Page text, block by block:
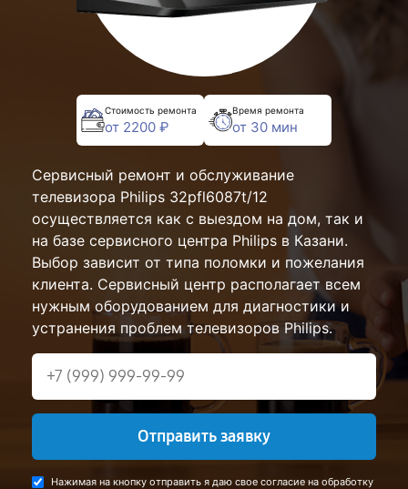
Стоимость ремонта
от 2200 ₽
Время ремонта
от 30 мин
Сервисный ремонт и обслуживание
телевизора Philips 32pfl6087t/12
осуществляется как с выездом на дом, так и
на базе сервисного центра Philips в Казани.
Выбор зависит от типа поломки и пожелания
клиента. Сервисный центр располагает всем
нужным оборудованием для диагностики и
устранения проблем телевизоров Philips.
Отправить заявку
Нажимая на кнопку отправить я даю свое согласие на обработку